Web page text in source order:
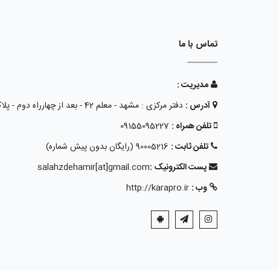
تماس با ما
مدیریت :
آدرس : دفتر مرکزی : مشهد - معلم 42 - بعد از چهارراه دوم - پلاک 15 - طبقه همکف
تلفن همراه : 09155095227
تلفن ثابت : 90005216 (رایگان بدون پیش شماره)
پست الکترونیک :salahzdehamir[at]gmail.com
وب : http://karapro.ir